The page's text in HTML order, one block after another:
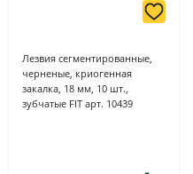
Лезвия сегментированные,
черненые, криогенная
закалка, 18 мм, 10 шт.,
зубчатые FIT арт. 10439